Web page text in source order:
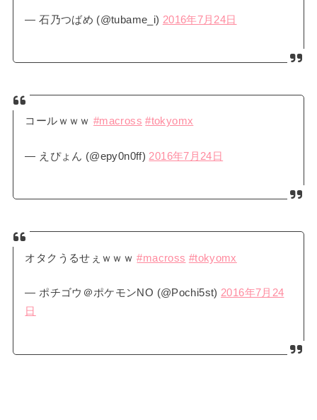
— 石乃つばめ (@tubame_i) 2016年7月24日
コールｗｗｗ #macross #tokyomx
— えぴょん (@epy0n0ff) 2016年7月24日
オタクうるせぇｗｗｗ#macross #tokyomx
— ポチゴウ＠ポケモンNO (@Pochi5st)2016年7月24
日